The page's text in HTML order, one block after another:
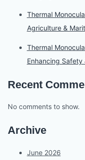
Thermal
Agriculture &
Thermal
Enhancing Safety
Recent
No comments to show.
Archive
June 2026